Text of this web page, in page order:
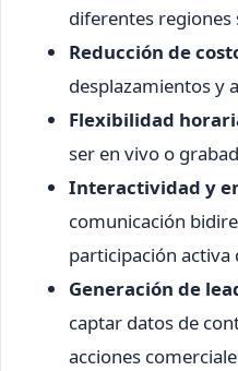
diferentes regiones
Reducción de
desplazamientos y
Flexibilidad
ser en vivo o
Interactividad y
comunicación
participación activa
Generación de
captar datos de
acciones